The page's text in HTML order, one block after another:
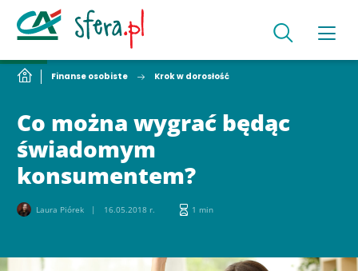
Finanse osobiste Krok w dorosłość
Co można wygrać będąc
świadomym
konsumentem?
Laura Piórek 16.05.2018 r. 1 min